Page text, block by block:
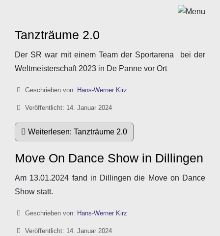
Tanzträume 2.0
Der SR war mit einem Team der Sportarena bei der
Weltmeisterschaft 2023 in De Panne vor Ort
DetailsGeschrieben von: Hans-Werner Kirz
Veröffentlicht: 14. Januar 2024
Weiterlesen: Tanzträume 2.0
Move On Dance Show in Dillingen
Am 13.01.2024 fand in Dillingen die Move on Dance
Show statt.
DetailsGeschrieben von: Hans-Werner Kirz
Veröffentlicht: 14. Januar 2024